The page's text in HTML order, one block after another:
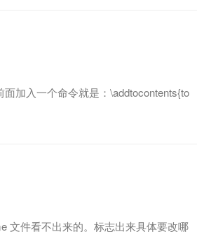
加入一个命令就是：\addtocontents{to
文件看不出来的。标志出来具体要改哪